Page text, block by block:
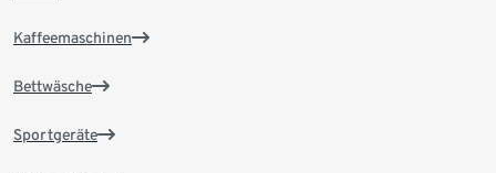
Kaffeemaschinen
Bettwäsche
Sportgeräte